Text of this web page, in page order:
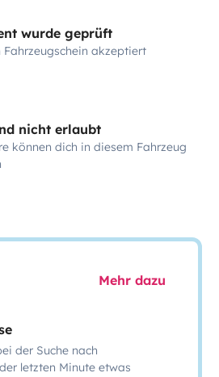
wurde geprüft
Fahrzeugschein akzeptiert
nicht erlaubt
können dich in diesem Fahrzeug
Mehr dazu
der Suche nach
letzten Minute etwas